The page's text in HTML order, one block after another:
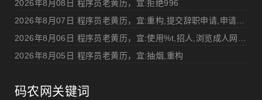
2026年8月08日 程序员老黄历，宜:拒绝996
2026年8月05日 程序员老黄历，宜:抽烟,重构
码农网关键词